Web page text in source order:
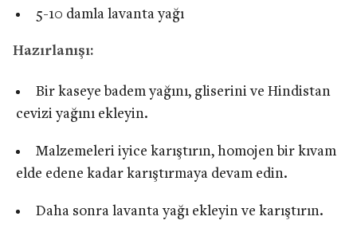
5-10 damla lavanta yağı
Hazırlanışı:
Bir kaseye badem yağını, gliserini ve Hindistan
cevizi yağını ekleyin.
Malzemeleri iyice karıştırın, homojen bir kıvam
elde edene kadar karıştırmaya devam edin.
Daha sonra lavanta yağı ekleyin ve karıştırın.